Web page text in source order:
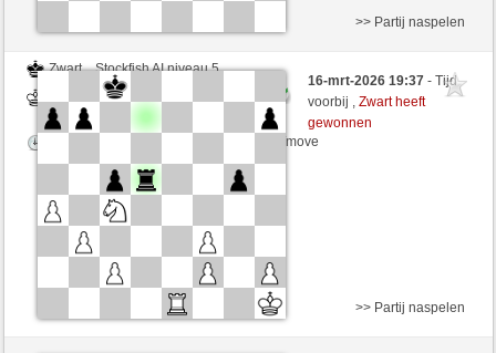
Zwart
Stockfish AI niveau 5
desperation007 (1774)
Speelduur: 5 minutes/side + 0 seconds/move
>> Partij naspelen
16-mrt-2026 19:37- Tijd
voorbij ,Zwart heeft
gewonnen
>> Partij naspelen